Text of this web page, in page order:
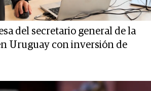
del secretario general de la
Uruguay con inversión de